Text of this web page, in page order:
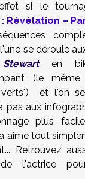
si le
Révélation –
se déroule
en
(le
verts") et l'on
pas aux
plus
aime tout
Retrouvez
l'actrice